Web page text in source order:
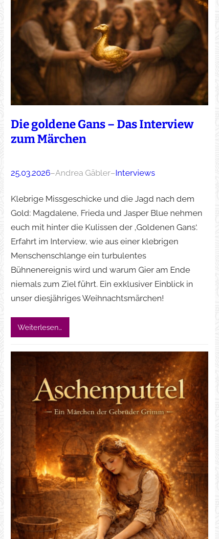
Die goldene Gans – Das Interview
zum Märchen
25.03.2026–Andrea Gäbler–Interviews
Klebrige Missgeschicke und die Jagd nach dem
Gold: Magdalene, Frieda und Jasper Blue nehmen
euch mit hinter die Kulissen der ‚Goldenen Gans‘.
Erfahrt im Interview, wie aus einer klebrigen
Menschenschlange ein turbulentes
Bühnenereignis wird und warum Gier am Ende
niemals zum Ziel führt. Ein exklusiver Einblick in
unser diesjähriges Weihnachtsmärchen!
Weiterlesen…